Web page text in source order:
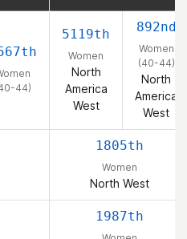
44)
5119th
Women
North
America
West
892nd
Women
(40-44)
North
America
West
1805th
Women
North West
1987th